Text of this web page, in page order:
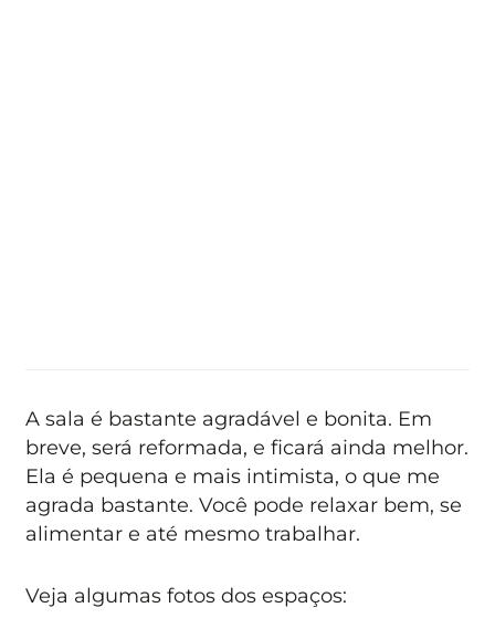
A sala é bastante agradável e bonita. Em
breve, será reformada, e ficará ainda melhor.
Ela é pequena e mais intimista, o que me
agrada bastante. Você pode relaxar bem, se
alimentar e até mesmo trabalhar.
Veja algumas fotos dos espaços: